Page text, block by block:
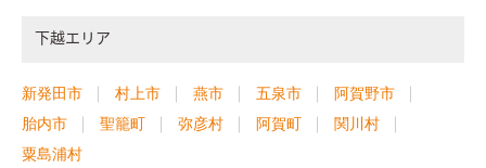
下越エリア
新発田市 村上市 燕市 五泉市
阿賀野市
胎内市
聖籠町 弥彦村 阿賀町
関川村
粟島浦村